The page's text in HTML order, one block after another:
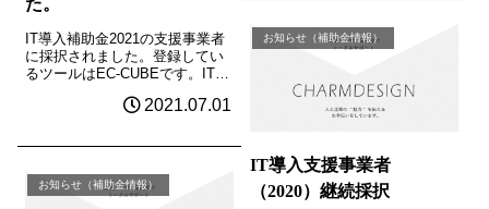
IT導入補助金2021の支援事業者
に採択されました。登録してい
るツールはEC-CUBEです。IT導
ショップを構築されたい方はご
2021.07.01
環境の整備」（...
お知らせ（補助金情報）
IT導入支援事業者
（2020）継続採択
お知らせ（補助金情報）